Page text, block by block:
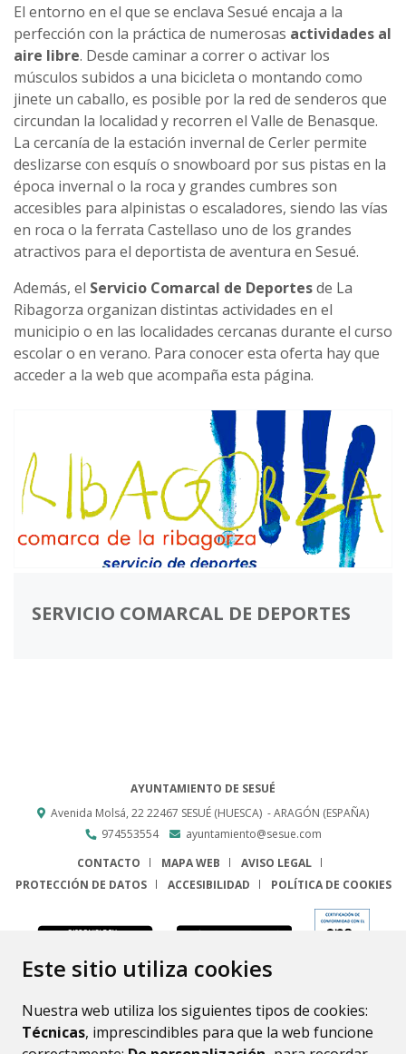
Este sitio utiliza cookies
Nuestra web utiliza los siguientes tipos de cookies:
Técnicas, imprescindibles para que la web funcione
El entorno en el que se enclava Sesué encaja a la
perfección con la práctica de numerosas actividades al
aire libre. Desde caminar a correr o activar los
músculos subidos a una bicicleta o montando como
jinete un caballo, es posible por la red de senderos que
circundan la localidad y recorren el Valle de Benasque.
La cercanía de la estación invernal de Cerler permite
deslizarse con esquís o snowboard por sus pistas en la
época invernal o la roca y grandes cumbres son
accesibles para alpinistas o escaladores, siendo las vías
en roca o la ferrata Castellaso uno de los grandes
atractivos para el deportista de aventura en Sesué.
Además, el Servicio Comarcal de Deportesde La
Ribagorza organizan distintas actividades en el
municipio o en las localidades cercanas durante el curso
escolar o en verano. Para conocer esta oferta hay que
acceder a la web que acompaña esta página.
SERVICIO COMARCAL DE DEPORTES
AYUNTAMIENTO DE SESUÉ
Avenida Molsá, 2222467 SESUÉ (HUESCA) - ARAGÓN (ESPAÑA)
974553554
ayuntamiento@sesue.com
CONTACTO
MAPA WEB
AVISO LEGAL
PROTECCIÓN DE DATOS
ACCESIBILIDAD POLÍTICA DE COOKIES